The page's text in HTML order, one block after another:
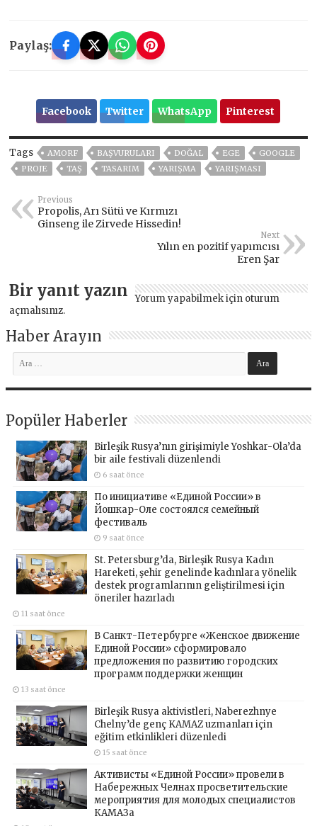
Paylaş:
Facebook Twitter WhatsApp Pinterest
Tags AMORF BAŞVURULARI DOĞAL EGE
GOOGLE
PROJE
TAŞ TASARIM YARIŞMA YARIŞMASI
Previous
Propolis, Arı Sütü ve Kırmızı
Ginseng ile Zirvede Hissedin!
Next
Yılın en pozitif yapımcısı
Eren Şar
Bir yanıt yazın Yorum yapabilmek için oturum
açmalısınız.
Haber Arayın
Popüler Haberler
Birleşik Rusya’nın girişimiyle Yoshkar-Ola’da
bir aile festivali düzenlendi
6 saat önce
По инициативе «Единой России» в
Йошкар-Оле состоялся семейный
фестиваль
9 saat önce
St. Petersburg’da, Birleşik Rusya Kadın
Hareketi, şehir genelinde kadınlara yönelik
destek programlarının geliştirilmesi için
öneriler hazırladı
11 saat önce
В Санкт-Петербурге «Женское движение
Единой России» сформировало
предложения по развитию городских
программ поддержки женщин
13 saat önce
Birleşik Rusya aktivistleri, Naberezhnye
Chelny’de genç KAMAZ uzmanları için
eğitim etkinlikleri düzenledi
15 saat önce
Активисты «Единой России» провели в
Набережных Челнах просветительские
мероприятия для молодых специалистов
КАМАЗа